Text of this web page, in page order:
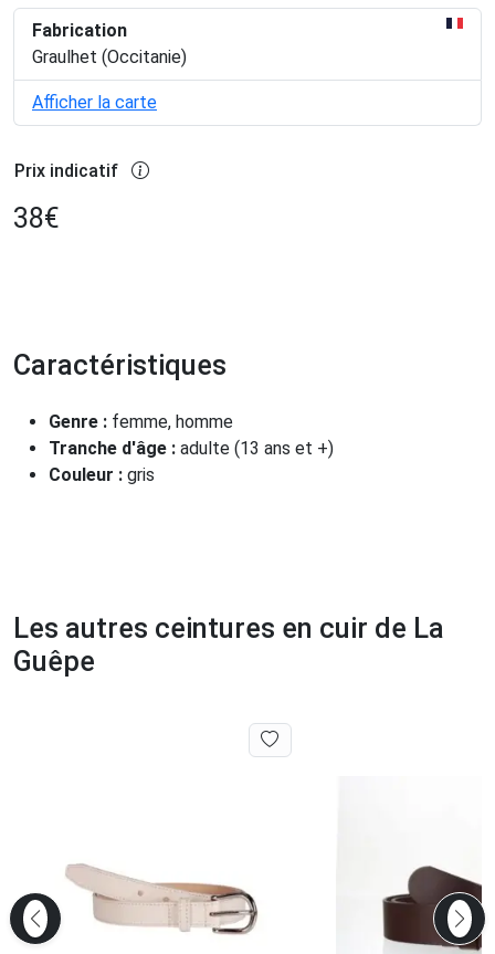
Fabrication
Graulhet (Occitanie)
Afficher la carte
Prix indicatif
38€
Caractéristiques
Genre : femme, homme
Tranche d'âge : adulte (13 ans et +)
Couleur : gris
Les autres ceintures en cuir de La
Guêpe